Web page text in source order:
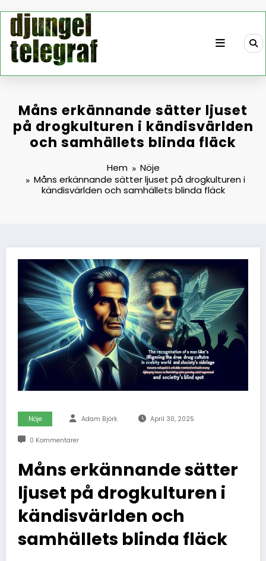
innehåll
Måns erkännande sätter ljuset
på drogkulturen i kändisvärlden
och samhällets blinda fläck
Hem
Nöje
Måns erkännande sätter ljuset på drogkulturen i
kändisvärlden och samhällets blinda fläck
Nöje Adam Björk April 30, 2025
0 Kommentarer
Måns erkännande sätter
ljuset på drogkulturen i
kändisvärlden och
samhällets blinda fläck